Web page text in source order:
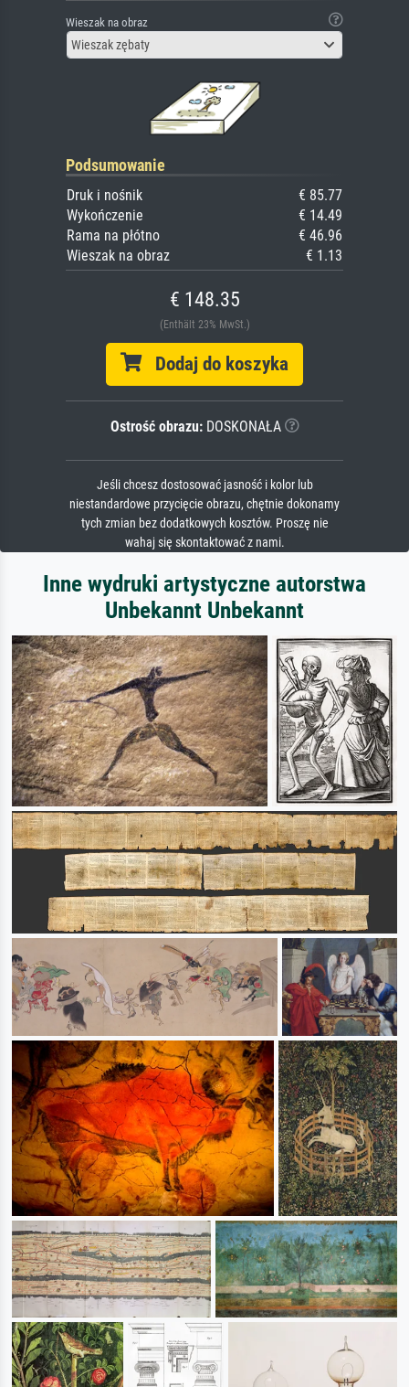
Wieszak na obraz
Wieszak zębaty
Podsumowanie
Druk i nośnik
€ 85.77
Wykończenie
€ 14.49
Rama na płótno
€ 46.96
Wieszak na obraz
€ 1.13
€ 148.35
(Enthält 23% MwSt.)
Dodaj do koszyka
Ostrość obrazu:DOSKONAŁA
Jeśli chcesz dostosować jasność i kolor lub
niestandardowe przycięcie obrazu, chętnie dokonamy
tych zmian bez dodatkowych kosztów. Proszę nie
wahaj się skontaktować z nami.
Inne wydruki artystyczne autorstwa
Unbekannt Unbekannt